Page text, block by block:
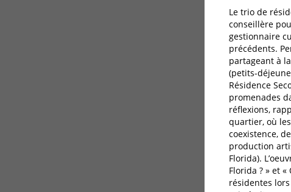
Le trio de
conseillère
gestionnaire
précédents.
partageant à
(petits-
Résidence
promenades
réflexions,
quartier, où
coexistence,
production
Florida).
Florida ? » et
résidentes